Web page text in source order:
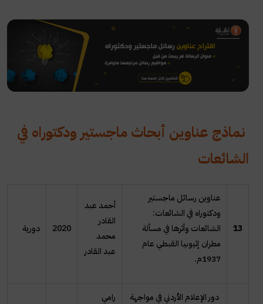
نماذج عناوين أبحاث ماجستير ودكتوراه في
الشائعات
13
عناوين رسائل ماجستير
ودكتوراه في الشائعات:
الشائعات وأثرها في مسألة
مطران إثيوبيا القبطي عام
1937م.
أحمد عبد
القادر
محمد
عبد القادر
2020 دورية
دور الإعلام الأردني في مواجهة
رامي